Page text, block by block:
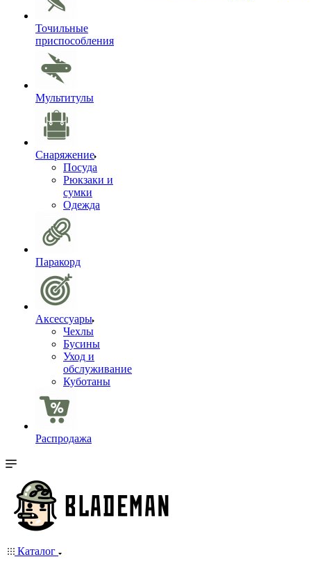
Точильные
приспособления
Мультитулы
Снаряжение
Посуда
Рюкзаки и
сумки
Одежда
Паракорд
Аксессуары
Чехлы
Бусины
Уход и
обслуживание
Куботаны
Распродажа
Каталог